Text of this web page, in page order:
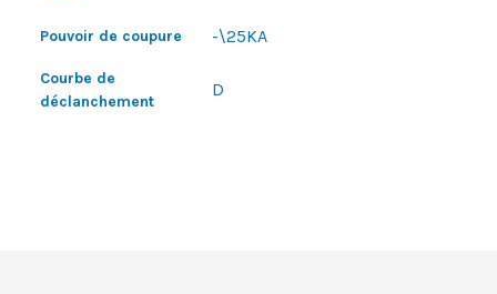
Pouvoir de coupure -\25KA
Courbe de
déclanchement
D